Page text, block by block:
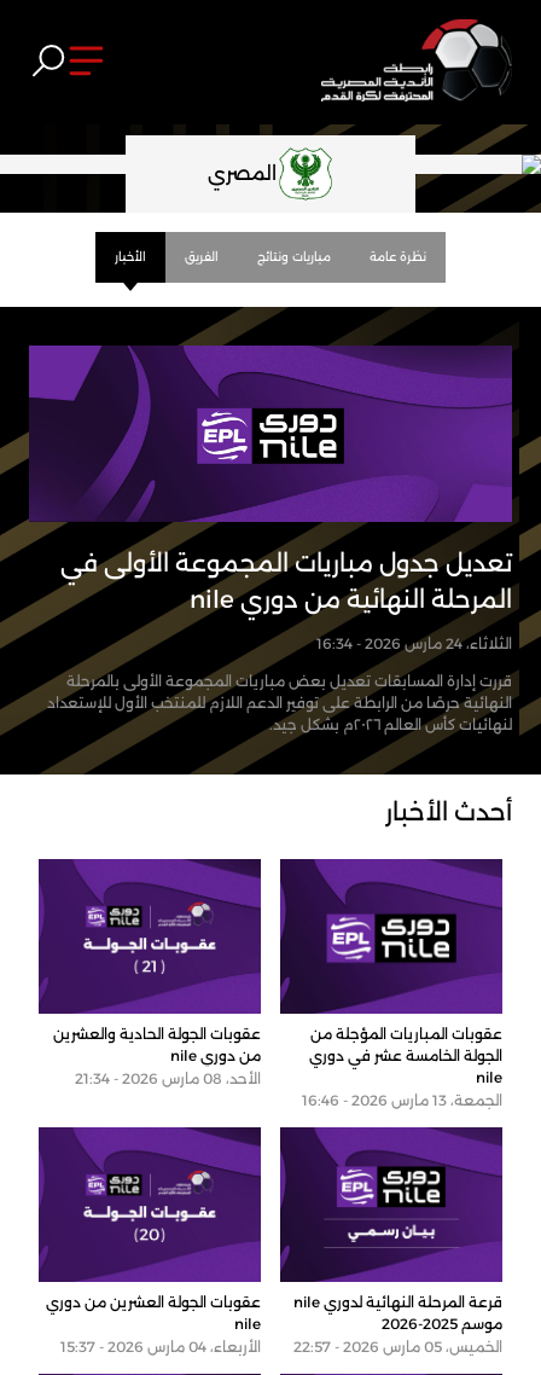
المصري
نظرة عامة مباريات ونتائج الفريق الأخبار
تعديل جدول مباريات المجموعة الأولى في
المرحلة النهائية من دوري nile
الثلاثاء، 24 مارس 2026 - 16:34
قررت إدارة المسابقات تعديل بعض مباريات المجموعة الأولى بالمرحلة
النهائية حرصًا من الرابطة على توفير الدعم اللازم للمنتخب الأول للإستعداد
لنهائيات كأس العالم ٢٠٢٦م بشكل جيد.
أحدث الأخبار
عقوبات المباريات المؤجلة من
الجولة الخامسة عشر في دوري
nile
الجمعة، 13 مارس 2026 - 16:46
عقوبات الجولة الحادية والعشرين
من دوري nile
الأحد، 08 مارس 2026 - 21:34
قرعة المرحلة النهائية لدوري nile
موسم 2025-2026
الخميس، 05 مارس 2026 - 22:57
عقوبات الجولة العشرين من دوري
nile
الأربعاء، 04 مارس 2026 - 15:37